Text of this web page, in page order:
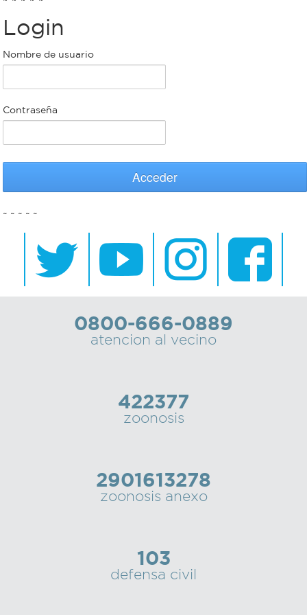
Bromatología
Rentas
Municipal
bondi
Recorrido
colectivos
Recarga
Personal
municipal
Login
Nombre de usuario
Contraseña
Acceder
~ ~ ~ ~ ~
0800-666-0889
atencion al vecino
422377
zoonosis
2901613278
zoonosis anexo
103
defensa civil